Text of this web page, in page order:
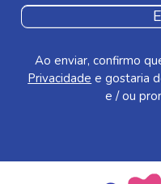
Ao enviar, confirmo
Privacidade e gostaria
e / ou